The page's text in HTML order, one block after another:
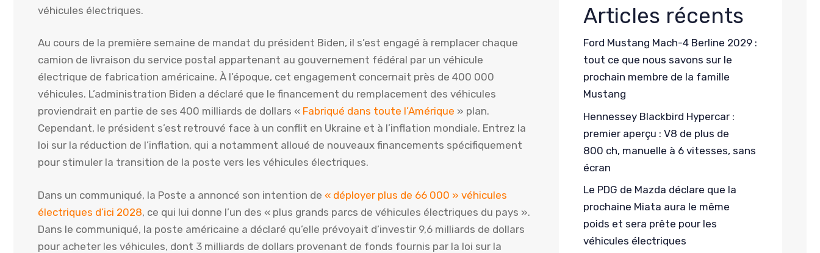
véhicules électriques.
Au cours de la première semaine de mandat du président Biden, il s’est engagé à remplacer chaque
camion de livraison du service postal appartenant au gouvernement fédéral par un véhicule
électrique de fabrication américaine. À l’époque, cet engagement concernait près de 400 000
véhicules. L’administration Biden a déclaré que le financement du remplacement des véhicules
proviendrait en partie de ses 400 milliards de dollars « Fabriqué dans toute l’Amérique » plan.
Cependant, le président s’est retrouvé face à un conflit en Ukraine et à l’inflation mondiale. Entrez la
loi sur la réduction de l’inflation, qui a notamment alloué de nouveaux financements spécifiquement
pour stimuler la transition de la poste vers les véhicules électriques.
Dans un communiqué, la Poste a annoncé son intention de « déployer plus de 66 000 » véhicules
électriques d’ici 2028, ce qui lui donne l’un des « plus grands parcs de véhicules électriques du pays ».
Dans le communiqué, la poste américaine a déclaré qu’elle prévoyait d’investir 9,6 milliards de dollars
pour acheter les véhicules, dont 3 milliards de dollars provenant de fonds fournis par la loi sur la
Articles récents
Ford Mustang Mach-4 Berline 2029 :
tout ce que nous savons sur le
prochain membre de la famille
Mustang
Hennessey Blackbird Hypercar :
premier aperçu : V8 de plus de
800 ch, manuelle à 6 vitesses, sans
écran
Le PDG de Mazda déclare que la
prochaine Miata aura le même
poids et sera prête pour les
véhicules électriques